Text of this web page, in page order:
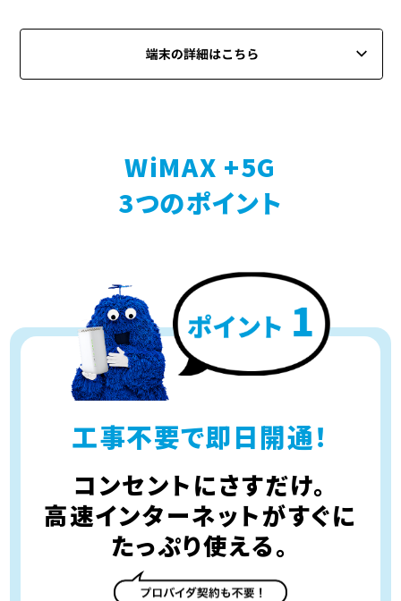
WiMAX +5G
3つのポイント
工事不要で即日開通！
コンセントにさすだけ。
高速インターネットがすぐに
たっぷり使える。